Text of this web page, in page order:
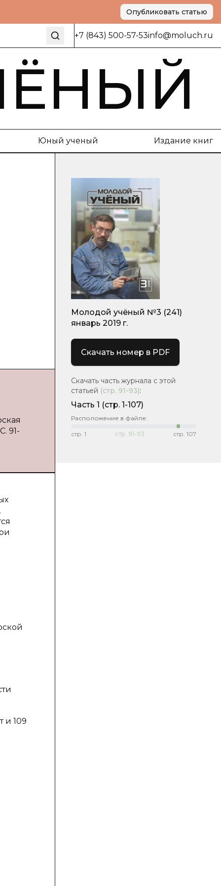
Опубликовать статью
+7 (843) 500-57-53info@moluch.ru
Юный ученый Издание книг
91-
и 109
Молодой учёный №3 (241)
январь 2019 г.
Скачать номер в PDF
Скачать часть журнала с этой
статьей (стр. 91-93):
Часть 1 (стр. 1-107)
Расположение в файле:
стр. 1 стр. 91-93 стр. 107